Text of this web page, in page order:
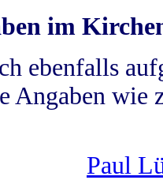
im
ebenfalls
Angaben wie
Paul